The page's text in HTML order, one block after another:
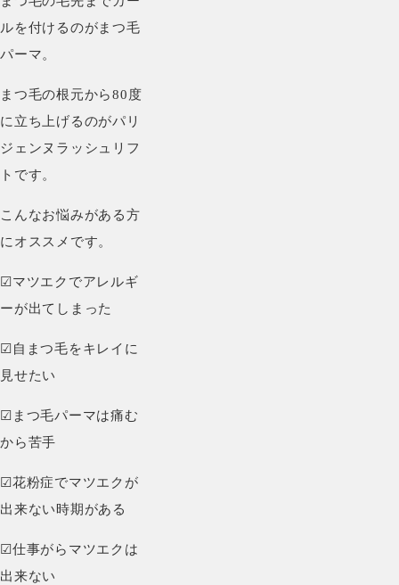
ルを付けるのがまつ毛
パーマ。
まつ毛の根元から80度
に立ち上げるのがパリ
ジェンヌラッシュリフ
トです。
こんなお悩みがある方
にオススメです。
☑︎マツエクでアレルギ
ーが出てしまった
☑︎自まつ毛をキレイに
見せたい
☑︎まつ毛パーマは痛む
から苦手
☑︎花粉症でマツエクが
出来ない時期がある
☑︎仕事がらマツエクは
出来ない